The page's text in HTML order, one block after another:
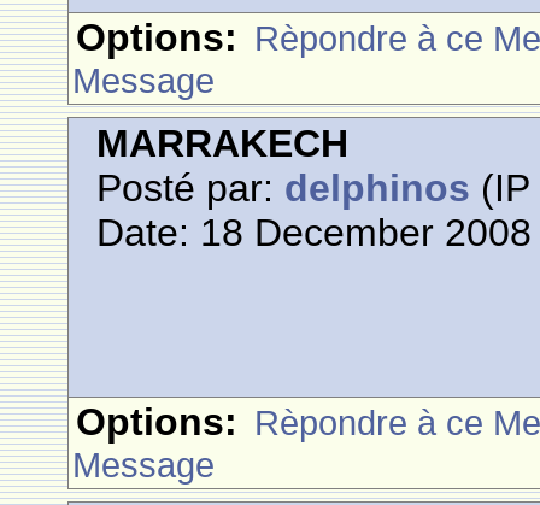
Options: Rèpondre à ce
Message
MARRAKECH
Posté par: delphinos
Date: 18 December
Options: Rèpondre à ce
Message